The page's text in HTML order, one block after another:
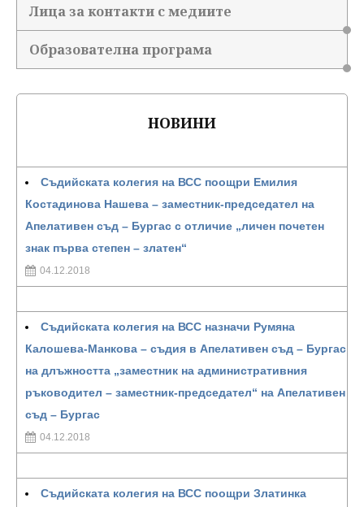
Лица за контакти с медиите
Образователна програма
НОВИНИ
Съдийската колегия на ВСС поощри Емилия
Костадинова Нашева – заместник-председател на
Апелативен съд – Бургас с отличие „личен почетен
знак първа степен – златен“
04.12.2018
Съдийската колегия на ВСС назначи Румяна
Калошева-Манкова – съдия в Апелативен съд – Бургас
на длъжността „заместник на административния
ръководител – заместник-председател“ на Апелативен
съд – Бургас
04.12.2018
Съдийската колегия на ВСС поощри Златинка